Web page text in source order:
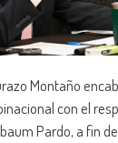
Montaño
con el
Pardo, a fin